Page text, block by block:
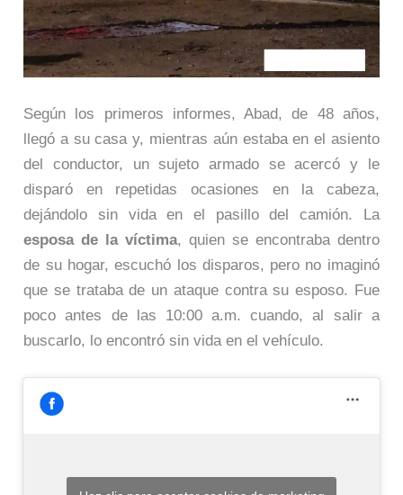
Según los primeros informes, Abad, de 48 años,
llegó a su casa y, mientras aún estaba en el asiento
del conductor, un sujeto armado se acercó y le
disparó en repetidas ocasiones en la cabeza,
dejándolo sin vida en el pasillo del camión. La
esposa de la víctima, quien se encontraba dentro
de su hogar, escuchó los disparos, pero no imaginó
que se trataba de un ataque contra su esposo. Fue
poco antes de las 10:00 a.m. cuando, al salir a
buscarlo, lo encontró sin vida en el vehículo.